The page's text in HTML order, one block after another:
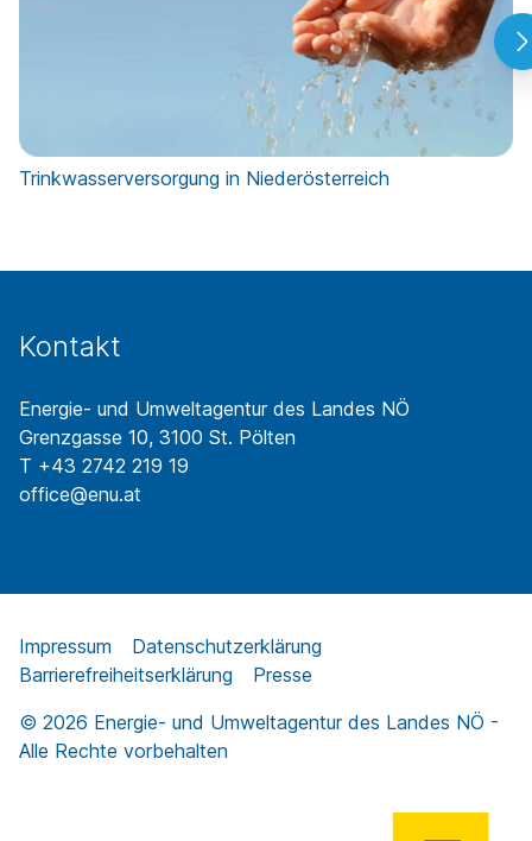
Trinkwasserversorgung in Niederösterreich
Kontakt
Energie- und Umweltagentur des Landes NÖ
Grenzgasse 10, 3100 St. Pölten
T +43 2742 219 19
office@enu.at
Impressum
Datenschutzerklärung
Barrierefreiheitserklärung
Presse
© 2026 Energie- und Umweltagentur des Landes NÖ -
Alle Rechte vorbehalten